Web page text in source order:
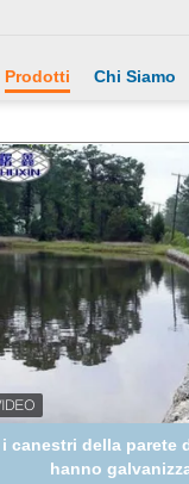
Prodotti Chi Siamo
Gabbioni riempiti